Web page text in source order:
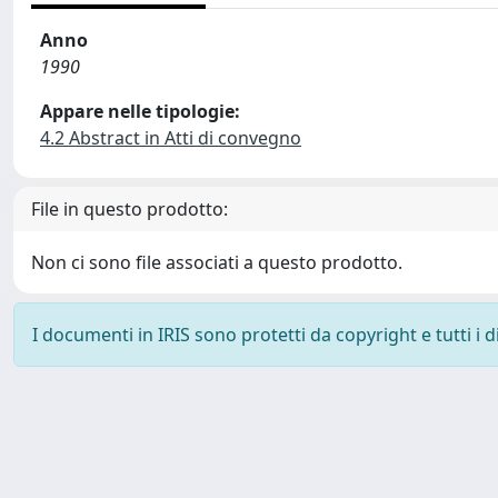
Anno
1990
Appare nelle tipologie:
4.2 Abstract in Atti di convegno
File in questo prodotto:
Non ci sono file associati a questo prodotto.
I documenti in IRIS sono protetti da copyright e tutti i